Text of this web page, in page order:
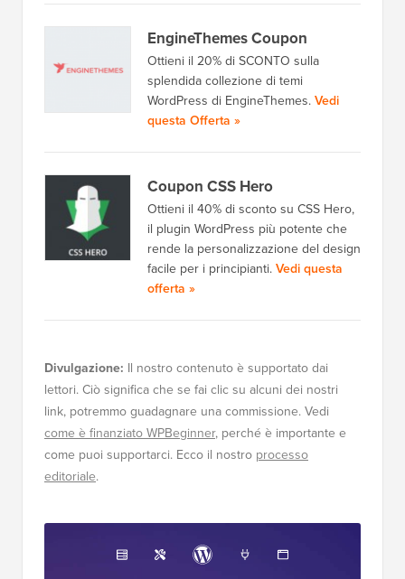
EngineThemes Coupon
Ottieni il 20% di SCONTO sulla
splendida collezione di temi
WordPress di EngineThemes. Vedi
questa Offerta »
Coupon CSS Hero
Ottieni il 40% di sconto su CSS Hero,
il plugin WordPress più potente che
rende la personalizzazione del design
facile per i principianti. Vedi questa
offerta »
Divulgazione: Il nostro contenuto è supportato dai
lettori. Ciò significa che se fai clic su alcuni dei nostri
link, potremmo guadagnare una commissione. Vedi
come è finanziato WPBeginner, perché è importante e
come puoi supportarci. Ecco il nostro processo
editoriale.